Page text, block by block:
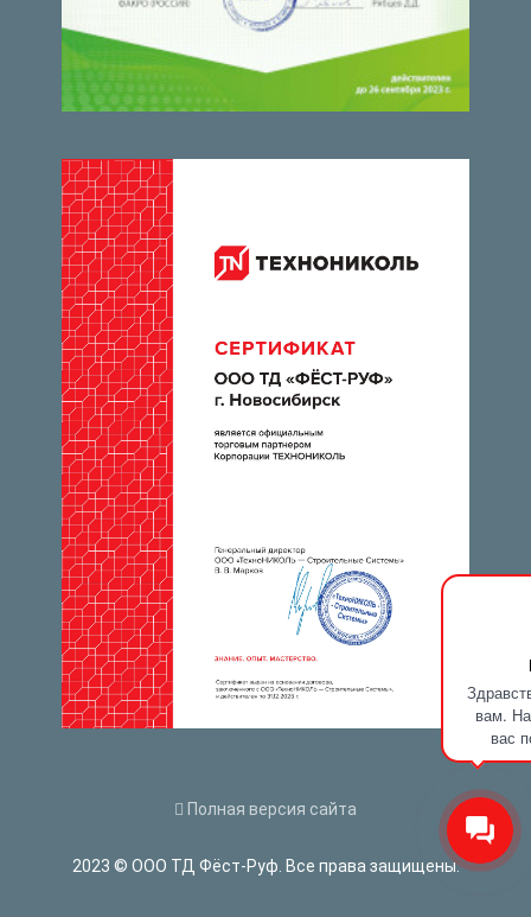
вам.
вас
Полная версия сайта
2023 © ООО ТД Фёст-Руф. Все права защищены.